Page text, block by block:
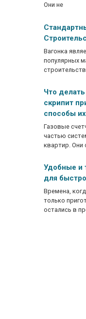
Они не
Вагонка
популярных
Что
скрипит
способы
Газовые
частью
квартир. Они
Удобные и
для
Времена,
только
остались в